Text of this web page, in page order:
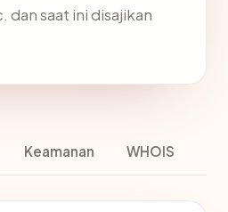
dan saat ini disajikan
Keamanan WHOIS